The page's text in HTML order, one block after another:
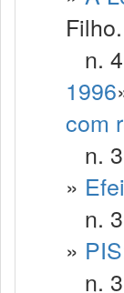
Filho.
n.
1996
com
n.
»
n.
»
n.